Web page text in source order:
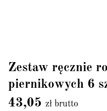
Zestaw ręcznie
piernikowych 6
43,05 zł brutto